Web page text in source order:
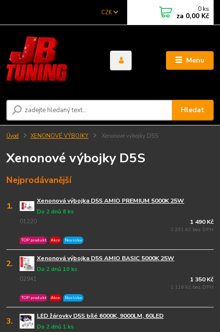
Menu
CZK
Hledat
0 ks
za 0,00 Kč
Úvod XENONOVÉ VÝBOJKY Xenonové výbojky D5S
Xenonové výbojky D5S
Nejprodávanější
1. Xenonová výbojka D5S AMIO PREMIUM 5000K 25W
01220
Do 2 dnů 8 ks
TOP produkt Akce Novinka
1 490 Kč
1 231 Kč bez DPH
2. Xenonová výbojka D5S AMIO BASIC 5000K 25W
02941
Do 2 dnů 10 ks
TOP produkt Akce Novinka
1 350 Kč
1 116 Kč bez DPH
3. LED žárovky D5S bílé 6000K, 9000LM, 60LED
Do 2 dnů 1 ks